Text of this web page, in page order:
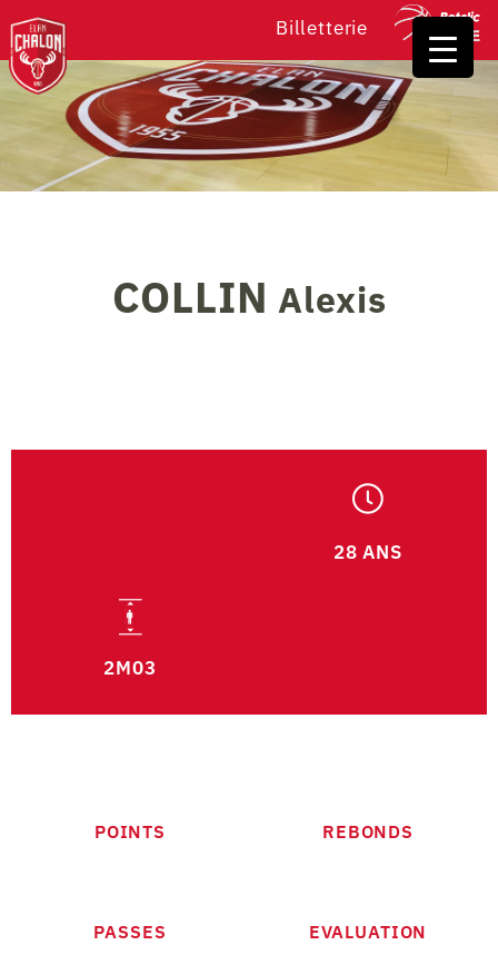
Billetterie
COLLIN Alexis
28 ANS
2M03
POINTS REBONDS
PASSES EVALUATION